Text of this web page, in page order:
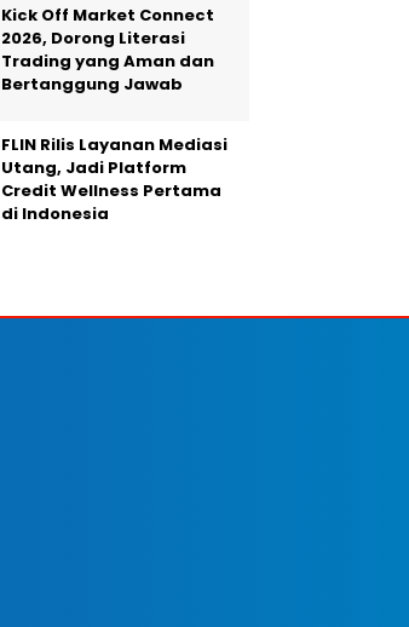
Kick Off Market Connect
2026, Dorong Literasi
Trading yang Aman dan
Bertanggung Jawab
FLIN Rilis Layanan Mediasi
Utang, Jadi Platform
Credit Wellness Pertama
di Indonesia